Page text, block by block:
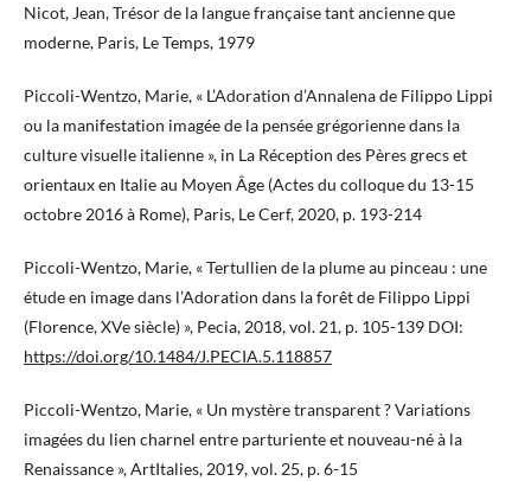
Nicot, Jean, Trésor de la langue française tant ancienne que
moderne, Paris, Le Temps, 1979
Piccoli-Wentzo, Marie, « L’Adoration d’Annalena de Filippo Lippi
ou la manifestation imagée de la pensée grégorienne dans la
culture visuelle italienne », in La Réception des Pères grecs et
orientaux en Italie au Moyen Âge (Actes du colloque du 13-15
octobre 2016 à Rome), Paris, Le Cerf, 2020, p. 193-214
Piccoli-Wentzo, Marie, « Tertullien de la plume au pinceau : une
étude en image dans l’Adoration dans la forêt de Filippo Lippi
(Florence, XVe siècle) », Pecia, 2018, vol. 21, p. 105-139 DOI:
https://doi.org/10.1484/J.PECIA.5.118857
Piccoli-Wentzo, Marie, « Un mystère transparent ? Variations
imagées du lien charnel entre parturiente et nouveau-né à la
Renaissance », ArtItalies, 2019, vol. 25, p. 6-15